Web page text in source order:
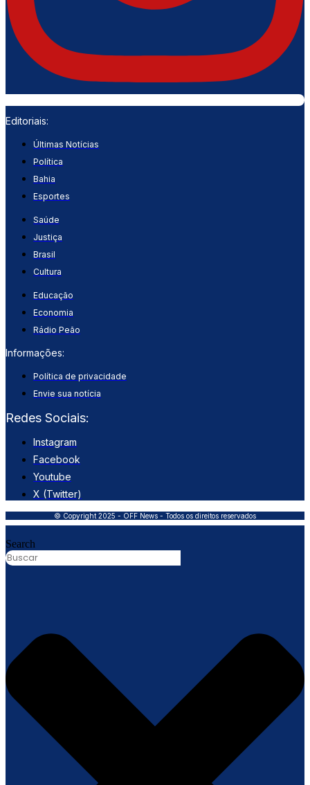
Editoriais:
Últimas Notícias
Política
Bahia
Esportes
Saúde
Justiça
Brasil
Cultura
Educação
Economia
Rádio Peão
Informações:
Política de privacidade
Envie sua notícia
Redes Sociais:
Instagram
Facebook
Youtube
X (Twitter)
© Copyright 2025 - OFF News - Todos os direitos reservados
Search